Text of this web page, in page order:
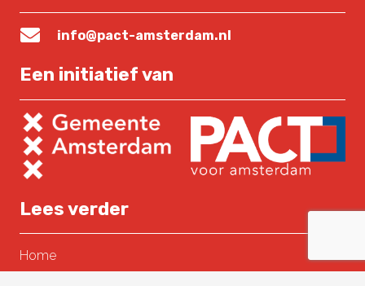
info@pact-amsterdam.nl
Een initiatief van
Lees verder
Home